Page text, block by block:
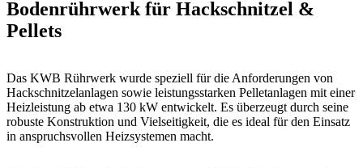
Bodenrührwerk für Hackschnitzel &
Pellets
Das KWB Rührwerk wurde speziell für die Anforderungen von
Hackschnitzelanlagen sowie leistungsstarken Pelletanlagen mit einer
Heizleistung ab etwa 130 kW entwickelt. Es überzeugt durch seine
robuste Konstruktion und Vielseitigkeit, die es ideal für den Einsatz
in anspruchsvollen Heizsystemen macht.